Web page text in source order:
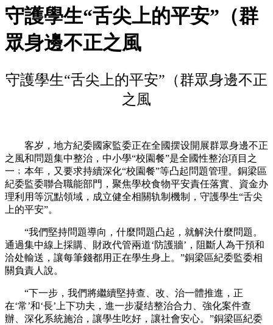
守護學生“舌尖上的平安”（群
眾身邊不正之風
守護學生“舌尖上的平安”（群眾身邊不正
之風
客岁，地方紀委國家監委正在全國摆设開展群眾身邊不正
之風和問題集中整治，中小學“校園餐”是全國性整治項目之
一﹔本年，又要求持續深化“校園餐”等凸起問題管理。銅梁區
紀委監委聯合職能部門，聚焦學校食物平安責任落實、資金办
理利用等沉點領域，成立健全相關轨制機制，守護學生“舌尖
上的平安”。
“我們堅持問題導向，什麼問題凸起，就解決什麼問題。
通過集中線上採購、財政代管兩道‘防護牆’，阻斷人為干預和
洽处輸送，讓每筆錢都用正在學生身上。”銅梁區紀委監委相
關負責人說。
“下一步，我們將繼續堅持查、改、治一體推進，正
在‘常’和‘長’上下功夫，進一步凝结整治合力、強化案件查
辦、深化系統施治，讓學生吃好，讓社會安心。”銅梁區紀委